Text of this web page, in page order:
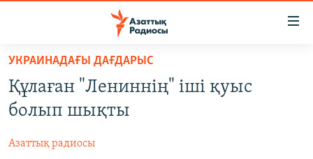
Skip
main
content
to
ЖАҢАЛЫҚТАР
САЯСАТ
ҚАҢТАР ОҚИҒАСЫ
УКРАИНАДАҒЫ ДАҒДАРЫС
Құлаған "Лениннің" іші қуыс
болып шықты
Азаттық радиосы